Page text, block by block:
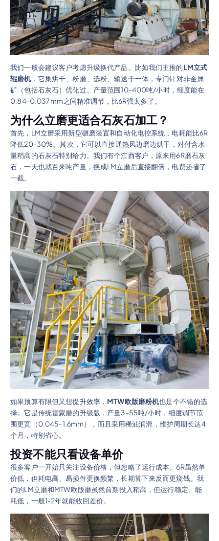
我们一般会建议客户考虑升级换代产品。比如我们主推的LM立式
辊磨机，它集烘干、粉磨、选粉、输送于一体，专门针对非金属
矿（包括石灰石）优化过。产量范围10-400吨/小时，细度能在
0.84-0.037mm之间精准调节，比6R强太多了。
为什么立磨更适合石灰石加工？
首先，LM立磨采用新型碾磨装置和自动化电控系统，电耗能比6R
降低20-30%。其次，它可以直接通热风边磨边烘干，对付含水
量稍高的石灰石特别给力。我们有个江西客户，原来用6R磨石灰
石，一天也就百来吨产量，换成LM立磨后直接翻倍，电费还省了
一截。
如果预算有限但又想提升效率， MTW欧版磨粉机也是个不错的选
择。它是传统雷蒙磨的升级版，产量3-55吨/小时，细度调节范
围更宽（0.045-1.6mm），而且采用稀油润滑，维护周期长达4
个月，特别省心。
投资不能只看设备单价
很多客户一开始只关注设备价格，但忽略了运行成本。6R虽然单
价低，但耗电高、易损件更换频繁，长期算下来反而更烧钱。我
们的LM立磨和MTW欧版磨虽然前期投入稍高，但运行稳定、能
耗低，一般1-2年就能收回差价。